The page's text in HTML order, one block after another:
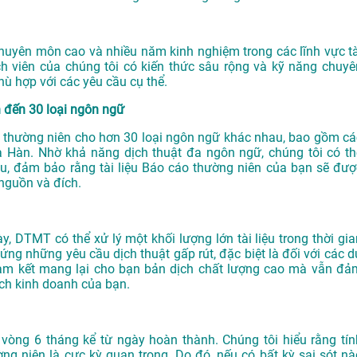
môn cao và nhiều năm kinh nghiệm trong các lĩnh vực
viên của chúng tôi có kiến thức sâu rộng và kỹ năng
hợp với các yêu cầu cụ thể.
30 loại ngôn ngữ
niên cho hơn 30 loại ngôn ngữ khác nhau, bao gồm
Nhờ khả năng dịch thuật đa ngôn ngữ, chúng tôi có
đảm bảo rằng tài liệu Báo cáo thường niên của bạn sẽ
và đích.
DTMT có thể xử lý một khối lượng lớn tài liệu trong thời
những yêu cầu dịch thuật gấp rút, đặc biệt là đối với các
kết mang lại cho bạn bản dịch chất lượng cao mà vẫn
kinh doanh của bạn.
6 tháng kể từ ngày hoàn thành. Chúng tôi hiểu rằng